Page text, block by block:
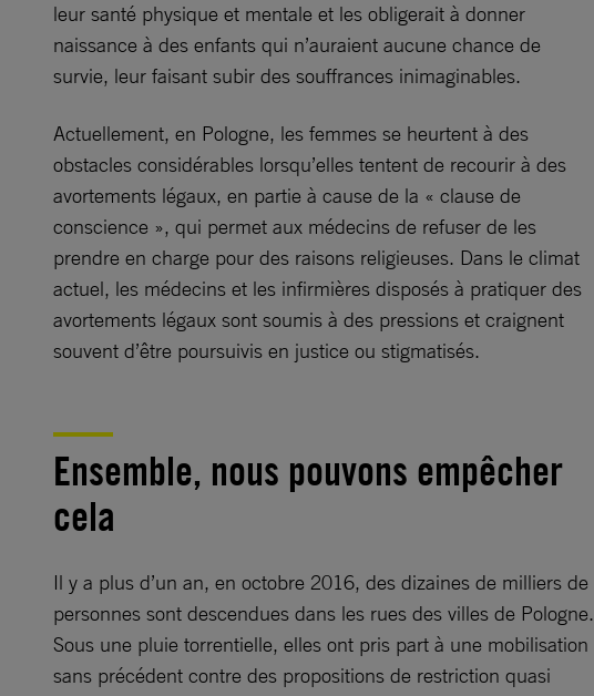
leur santé physique et mentale et les obligerait à donner
naissance à des enfants qui n’auraient aucune chance de
survie, leur faisant subir des souffrances inimaginables.
Actuellement, en Pologne, les femmes se heurtent à des
obstacles considérables lorsqu’elles tentent de recourir à des
avortements légaux, en partie à cause de la « clause de
conscience », qui permet aux médecins de refuser de les
prendre en charge pour des raisons religieuses. Dans le climat
actuel, les médecins et les infirmières disposés à pratiquer des
avortements légaux sont soumis à des pressions et craignent
souvent d’être poursuivis en justice ou stigmatisés.
Ensemble, nous pouvons empêcher
cela
Il y a plus d’un an, en octobre 2016, des dizaines de milliers de
personnes sont descendues dans les rues des villes de Pologne.
Sous une pluie torrentielle, elles ont pris part à une mobilisation
sans précédent contre des propositions de restriction quasi